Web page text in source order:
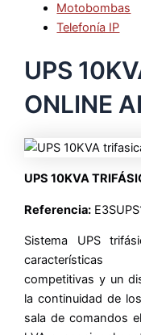
Motobombas
Telefonía IP
UPS
ONLINE
UPS 10KVA
Referencia:
Sistema UPS
características
competitivas y un
la continuidad de
sala de comandos